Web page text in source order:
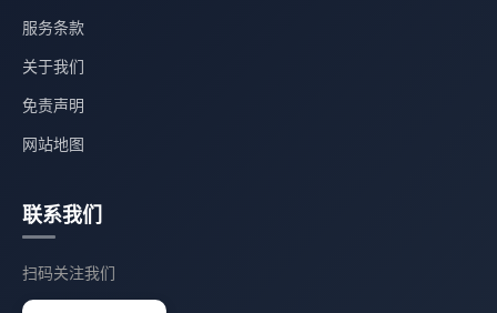
服务条款
关于我们
免责声明
网站地图
联系我们
扫码关注我们